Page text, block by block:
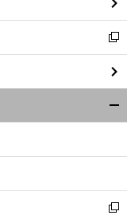
で
開
く
新
し
い
ウ
ィ
ン
ウ
開
く
新